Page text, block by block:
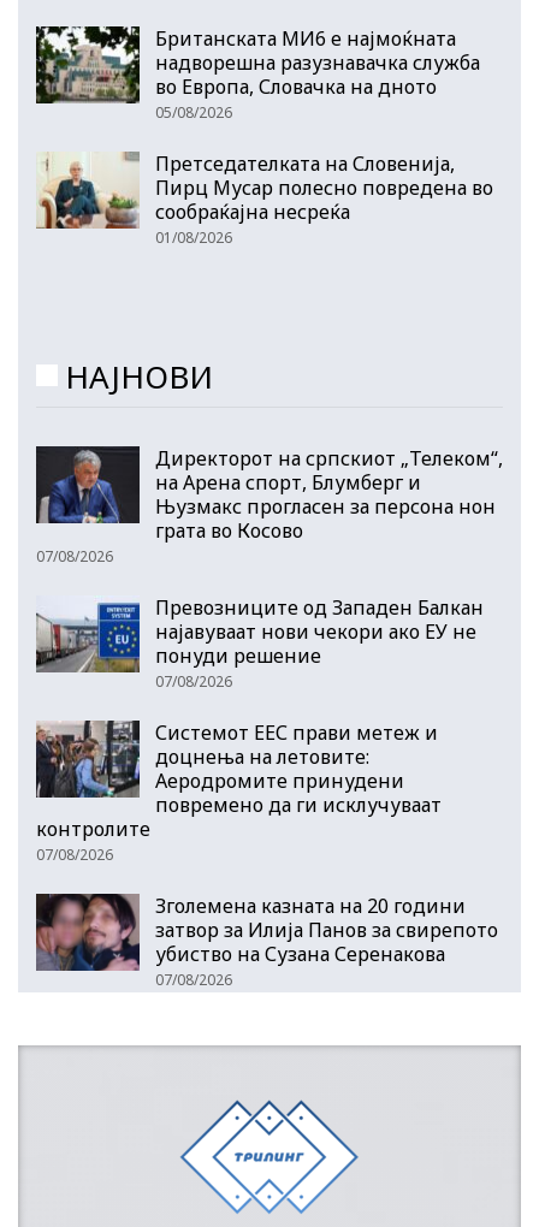
Британската МИ6 е најмоќната
надворешна разузнавачка служба
во Европа, Словачка на дното
05/08/2026
Претседателката на Словенија,
Пирц Мусар полесно повредена во
сообраќајна несреќа
01/08/2026
НАЈНОВИ
Директорот на српскиот „Телеком“,
на Арена спорт, Блумберг и
Њузмакс прогласен за персона нон
грата во Косово
07/08/2026
Превозниците од Западен Балкан
најавуваат нови чекори ако ЕУ не
понуди решение
07/08/2026
Системот ЕЕС прави метеж и
доцнења на летовите:
Аеродромите принудени
повремено да ги исклучуваат
контролите
07/08/2026
Зголемена казната на 20 години
затвор за Илија Панов за свирепото
убиство на Сузана Серенакова
07/08/2026